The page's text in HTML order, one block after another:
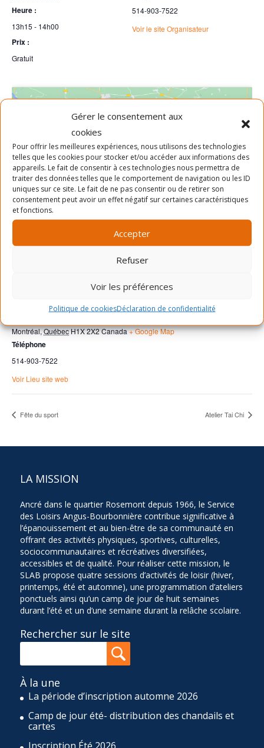
Gérer le consentement aux
cookies
Pour offrir les meilleures expériences, nous utilisons des technologies
telles que les cookies pour stocker et/ou accéder aux informations des
appareils. Le fait de consentir à ces technologies nous permettra de
traiter des données telles que le comportement de navigation ou les ID
uniques sur ce site. Le fait de ne pas consentir ou de retirer son
consentement peut avoir un effet négatif sur certaines caractéristiques
et fonctions.
Accepter
Refuser
Voir les préférences
Politique de cookiesDéclaration de confidentialité
Heure :
13h15 - 14h00
Prix :
Gratuit
514-903-7522
Voir le site Organisateur
5350 rue Lafond
Montréal,QuébecH1X 2X2Canada+ Google Map
Téléphone
514-903-7522
Voir Lieu site web
Cliquez pour accepter les cookies
marketing et activer ce contenu
Fête du sport Atelier Tai Chi
LA MISSION
Ancré dans le quartier Rosemont depuis 1966, le Service
des Loisirs Angus-Bourbonnière contribue significative à
l’épanouissement et au bien-être de sa communauté en
offrant des activités physiques, sportives, culturelles,
sociocommunautaires et récréatives diversifiées,
accessibles et de qualité. Pour réaliser cette mission, le
SLAB propose quatre sessions d’activités de loisir (hiver,
printemps, été et automne), une programmation d’ateliers
ponctuels ainsi qu’un camp de jour de huit semaines
durant l’été et un d’une semaine durant la relâche scolaire.
Rechercher sur le site
À la une
La période d’inscription automne 2026
Camp de jour été- distribution des chandails et
cartes